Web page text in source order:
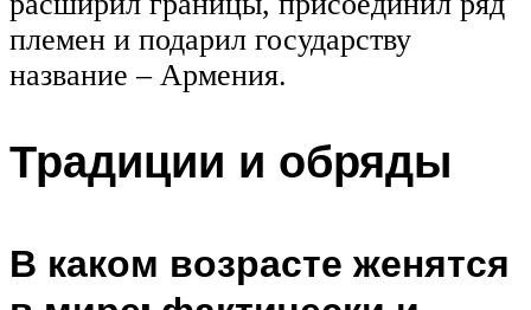
племен и подарил государству
название – Армения.
Традиции и обряды
В каком возрасте женятся